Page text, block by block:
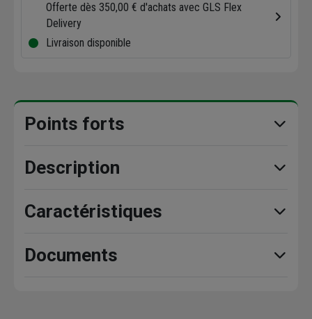
Offerte dès 350,00 € d'achats avec GLS Flex
Delivery
Livraison disponible
Points forts
Description
Caractéristiques
Documents